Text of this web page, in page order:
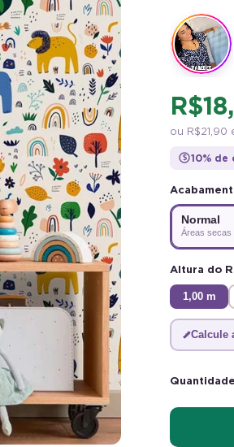
BEMVINDO
R$
ou R$ 21,90
$ 10% de
Normal
Áreas secas
Altura do
1,00 m
Calcule